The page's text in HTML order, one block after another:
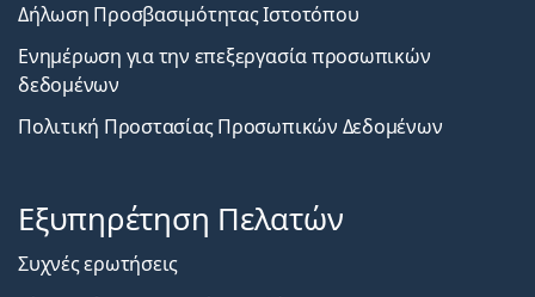
Δήλωση Προσβασιμότητας Ιστοτόπου
Ενημέρωση για την επεξεργασία προσωπικών
δεδομένων
Πολιτική Προστασίας Προσωπικών Δεδομένων
Εξυπηρέτηση Πελατών
Συχνές ερωτήσεις